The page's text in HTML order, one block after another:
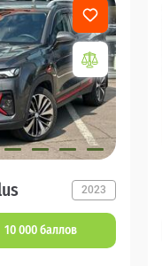
2023
10 000 баллов